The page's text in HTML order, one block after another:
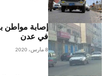
إصابة مواطن
في عدن
8 مارس، 2020